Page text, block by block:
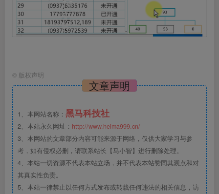
© 版权声明
文章声明
1、本网站名称： 黑马科技社
2、本站永久网址： http://www.heima999.cn/
3、本网站的文章部分内容可能来源于网络，仅供大家学习与参
考，如有侵权必删，请联系站长【马小智】进行删除处理。
4、本站一切资源不代表本站立场，并不代表本站赞同其观点和对
其真实性负责。
5、本站一律禁止以任何方式发布或转载任何违法的相关信息，访